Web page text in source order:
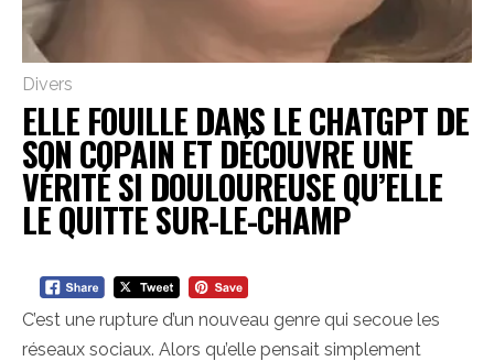
Divers
ELLE FOUILLE DANS LE CHATGPT DE
SON COPAIN ET DÉCOUVRE UNE
VÉRITÉ SI DOULOUREUSE QU’ELLE
LE QUITTE SUR-LE-CHAMP
C’est une rupture d’un nouveau genre qui secoue les
réseaux sociaux. Alors qu’elle pensait simplement